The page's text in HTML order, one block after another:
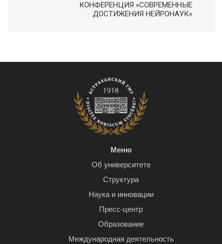
КОНФЕРЕНЦИЯ «СОВРЕМЕННЫЕ
ДОСТИЖЕНИЯ НЕЙРОНАУК»
Меню
Об университете
Структура
Наука и инновации
Пресс-центр
Образование
Международная деятельность